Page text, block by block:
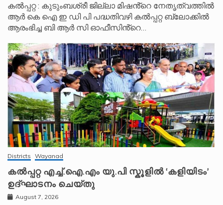
കൽപ്പറ്റ : കുടുംബശ്രീ ജില്ലാ മിഷൻ്റെ നേതൃത്വത്തിൽ
ആർ കെ ഐ ഇ ഡി പി പദ്ധതിവഴി കൽപ്പറ്റ ബ്ലോക്കിൽ
ആരംഭിച്ച ബി ആർ സി ഓഫീസിൻ്റെ…
Districts Wayanad
കൽപ്പറ്റ എച്ച്.ഐ.എം യു.പി സ്കൂ‌ളിൽ ‘കളിയിടം’
ഉദ്ഘാടനം ചെയ്തു
August 7, 2026